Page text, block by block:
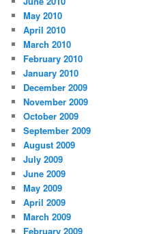
May 2010
April 2010
March 2010
February 2010
January 2010
December 2009
November 2009
October 2009
September 2009
August 2009
July 2009
June 2009
May 2009
April 2009
March 2009
February 2009